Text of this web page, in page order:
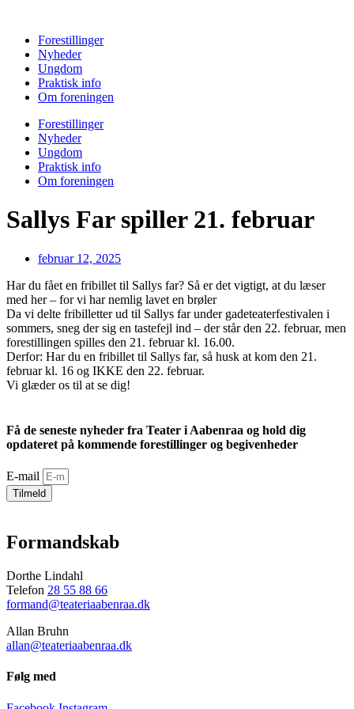
indholdForestillinger
Nyheder
Ungdom
Praktisk info
Om foreningen
Forestillinger
Nyheder
Ungdom
Praktisk info
Om foreningen
Sallys Far spiller 21. februar
februar 12, 2025
Har du fået en fribillet til Sallys far? Så er det vigtigt, at du læser
med her – for vi har nemlig lavet en brøler
Da vi delte fribilletter ud til Sallys far under gadeteaterfestivalen i
sommers, sneg der sig en tastefejl ind – der står den 22. februar, men
forestillingen spilles den 21. februar kl. 16.00.
Derfor: Har du en fribillet til Sallys far, så husk at kom den 21.
februar kl. 16 og IKKE den 22. februar.
Vi glæder os til at se dig!
Få de seneste nyheder fra Teater i Aabenraa og hold dig
opdateret på kommende forestillinger og begivenheder
E-mail
Tilmeld
Formandskab
Dorthe Lindahl
Telefon 28 55 88 66
formand@teateriaabenraa.dk
Allan Bruhn
allan@teateriaabenraa.dk
Følg med